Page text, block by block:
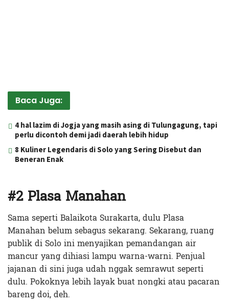
Baca Juga:
4 hal lazim di Jogja yang masih asing di Tulungagung, tapi
perlu dicontoh demi jadi daerah lebih hidup
8 Kuliner Legendaris di Solo yang Sering Disebut dan
Beneran Enak
#2 Plasa Manahan
Sama seperti Balaikota Surakarta, dulu Plasa
Manahan belum sebagus sekarang. Sekarang, ruang
publik di Solo ini menyajikan pemandangan air
mancur yang dihiasi lampu warna-warni. Penjual
jajanan di sini juga udah nggak semrawut seperti
dulu. Pokoknya lebih layak buat nongki atau pacaran
bareng doi, deh.